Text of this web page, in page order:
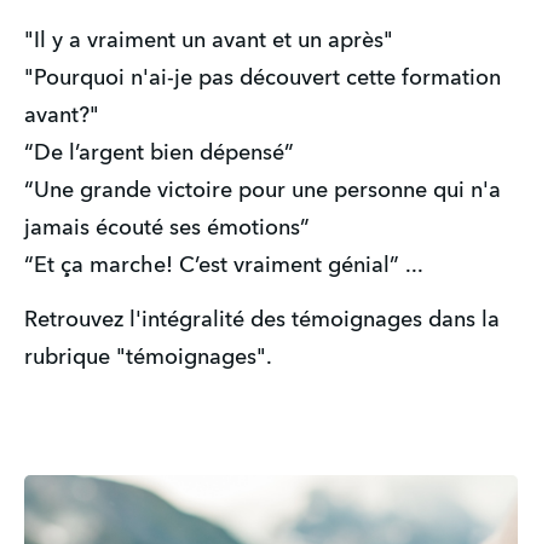
"Il y a vraiment un avant et un après"
"Pourquoi n'ai-je pas découvert cette formation
avant?"
“De l’argent bien dépensé”
“Une grande victoire pour une personne qui n'a
jamais écouté ses émotions”
“Et ça marche! C’est vraiment génial” ...
Retrouvez l'intégralité des témoignages dans la
rubrique "témoignages".